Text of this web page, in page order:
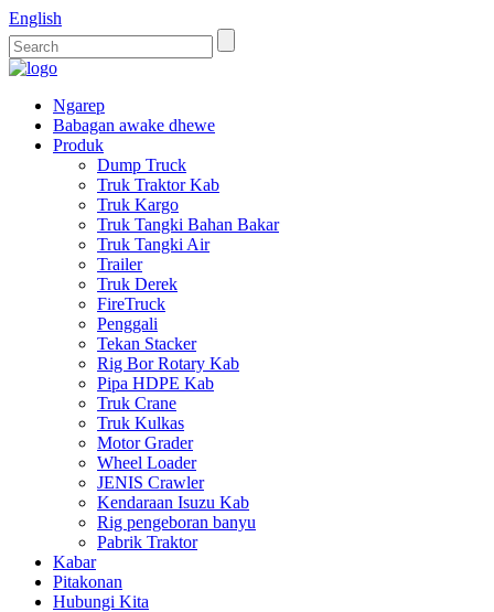
English
Ngarep
Babagan awake dhewe
Produk
Dump Truck
Truk Traktor Kab
Truk Kargo
Truk Tangki Bahan Bakar
Truk Tangki Air
Trailer
Truk Derek
FireTruck
Penggali
Tekan Stacker
Rig Bor Rotary Kab
Pipa HDPE Kab
Truk Crane
Truk Kulkas
Motor Grader
Wheel Loader
JENIS Crawler
Kendaraan Isuzu Kab
Rig pengeboran banyu
Pabrik Traktor
Kabar
Pitakonan
Hubungi Kita